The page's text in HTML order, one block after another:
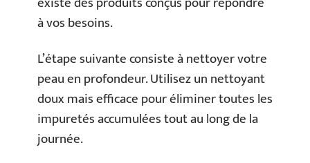
à vos besoins.
L’étape suivante consiste à nettoyer votre
peau en profondeur. Utilisez un nettoyant
doux mais efficace pour éliminer toutes les
impuretés accumulées tout au long de la
journée.